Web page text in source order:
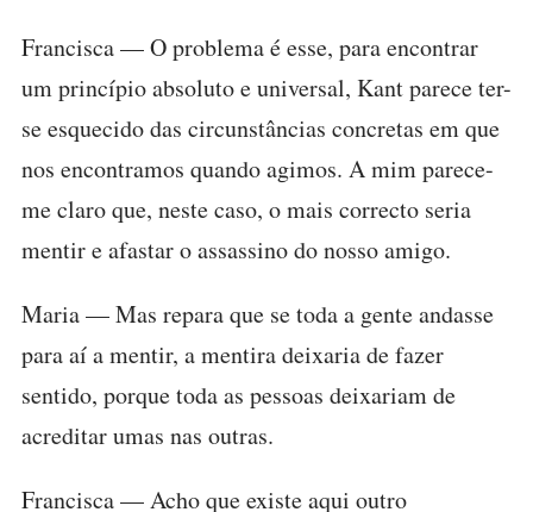
Francisca — O problema é esse, para encontrar
um princípio absoluto e universal, Kant parece ter-
se esquecido das circunstâncias concretas em que
nos encontramos quando agimos. A mim parece-
me claro que, neste caso, o mais correcto seria
mentir e afastar o assassino do nosso amigo.
Maria — Mas repara que se toda a gente andasse
para aí a mentir, a mentira deixaria de fazer
sentido, porque toda as pessoas deixariam de
acreditar umas nas outras.
Francisca — Acho que existe aqui outro